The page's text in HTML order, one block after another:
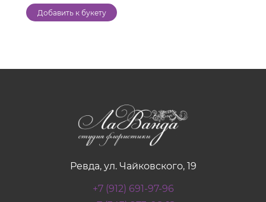
Добавить к букету
Ревда, ул. Чайковского, 19
+7 (912) 691-97-96